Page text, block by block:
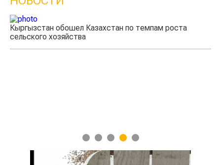
Кыргызстан обошел Казахстан по темпам роста
сельского хозяйства
1 2 3 4 5